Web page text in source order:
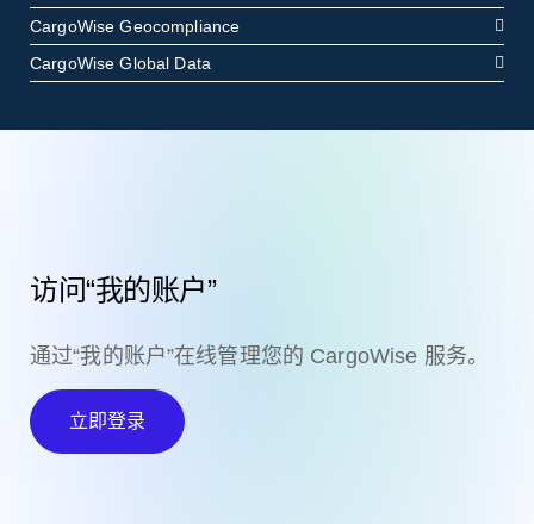
CargoWise Geocompliance
CargoWise Global Data
访问“我的账户”
通过“我的账户”在线管理您的 CargoWise 服务。
立即登录